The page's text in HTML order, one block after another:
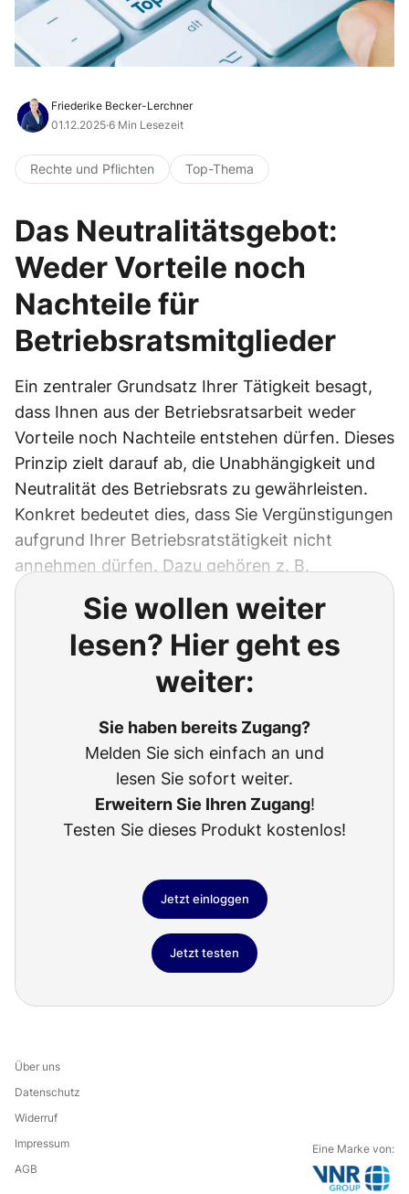
Friederike Becker-Lerchner
01.12.2025·6 Min Lesezeit
Rechte und Pflichten Top-Thema
Das Neutralitätsgebot:
Weder Vorteile noch
Nachteile für
Betriebsratsmitglieder
Ein zentraler Grundsatz Ihrer Tätigkeit besagt,
dass Ihnen aus der Betriebsratsarbeit weder
Vorteile noch Nachteile entstehen dürfen. Dieses
Prinzip zielt darauf ab, die Unabhängigkeit und
Neutralität des Betriebsrats zu gewährleisten.
Konkret bedeutet dies, dass Sie Vergünstigungen
aufgrund Ihrer Betriebsratstätigkeit nicht
annehmen dürfen. Dazu gehören z. B.
Sie wollen weiter
lesen? Hier geht es
weiter:
Sie haben bereits Zugang?
Melden Sie sich einfach an und
lesen Sie sofort weiter.
Erweitern Sie Ihren Zugang!
Testen Sie dieses Produkt kostenlos!
Jetzt einloggen
Jetzt testen
Über uns
Datenschutz
Widerruf
Impressum
AGB
Eine Marke von: